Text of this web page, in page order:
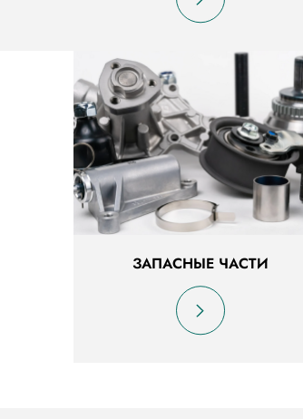
ЗАПАСНЫЕ ЧАСТИ